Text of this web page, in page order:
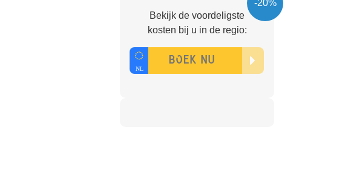
-20%
Bekijk de voordeligste
kosten bij u in de regio: